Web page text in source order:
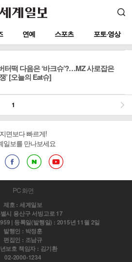
연예 스포츠 포토·영상
터떡 다음은 ‘바크슈’?…MZ 사로잡은
’ [오늘의 Eat슈]
1
지면보다 빠르게!
일보를 만나보세요
PC 화면
제호 : 세계일보
시 용산구 서빙고로 17
| 등록일(발행일) : 2015년 11월 2일
발행인 : 박정훈
편집인 : 조남규
보호 책임자 : 김기환
02-2000-1234